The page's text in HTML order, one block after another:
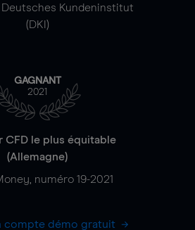
Deutsches Kundeninstitut
(DKI)
GAGNANT
2021
CFD le plus équitable
(Allemagne)
numéro 19-2021
compte démo gratuit